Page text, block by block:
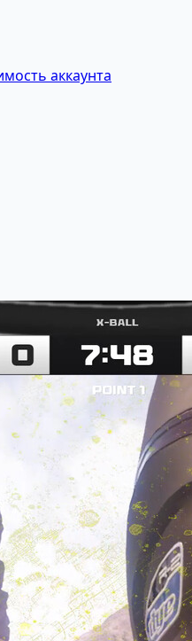
аккаунта